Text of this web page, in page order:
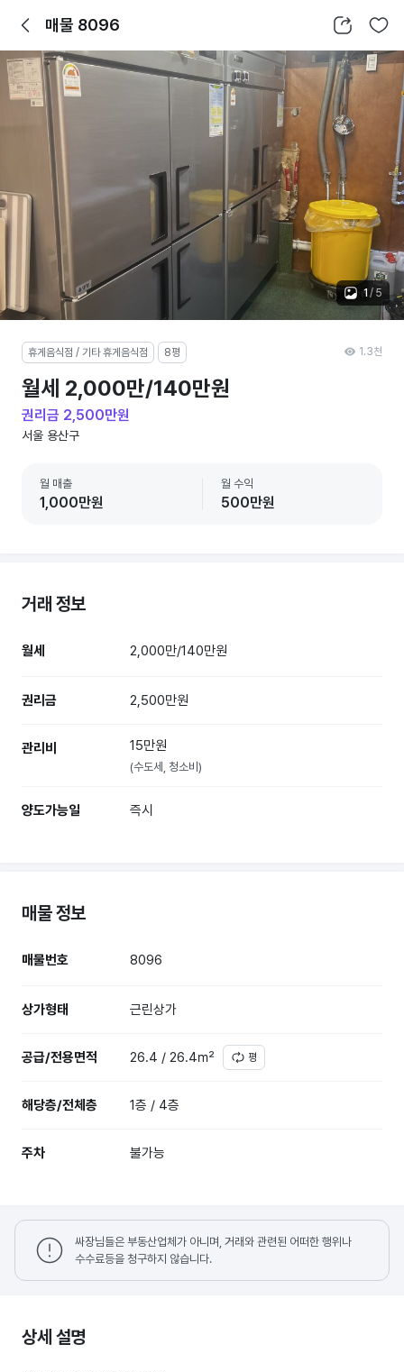
뒤로가기매물 8096 공유하기 찜하기
1 / 5
휴게음식점 / 기타 휴게음식점 8평
월세 2,000만/140만원
권리금 2,500만원
서울 용산구
월 매출
1,000만원
월 수익
500만원
1.3천
거래 정보
월세 2,000만/140만원
권리금 2,500만원
관리비 15만원
(수도세, 청소비)
양도가능일 즉시
매물 정보
매물번호 8096
상가형태 근린상가
공급/전용면적 26.4 / 26.4㎡ 평
해당층/전체층 1층 / 4층
주차 불가능
싸장님들은 부동산업체가 아니며, 거래와 관련된 어떠한 행위나
수수료등을 청구하지 않습니다.
상세 설명